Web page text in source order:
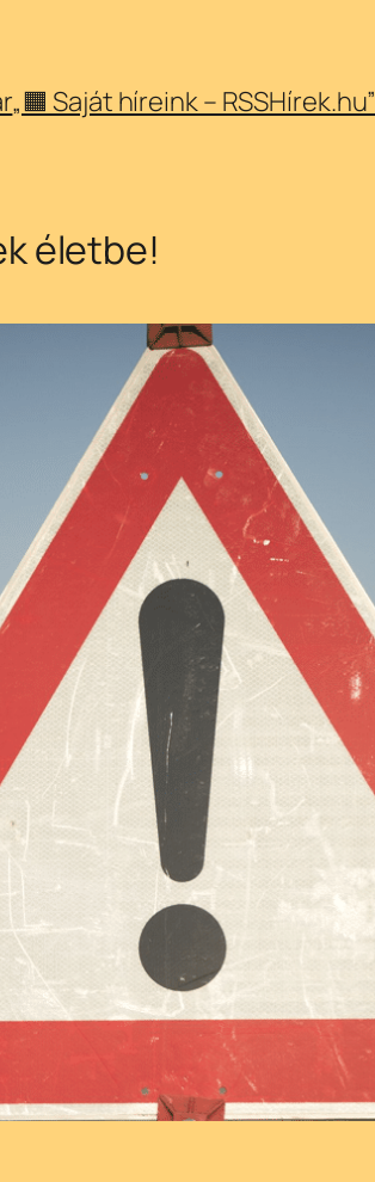
„🟧 Saját híreink – RSSHírek.hu”
életbe!